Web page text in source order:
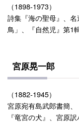
（1898-1973）
詩集『海の聖母』、
鳥」、『自然児』第1
宮原晃一郎
（1882-1945）
宮原宛有島武郎書簡
『竜宮の犬』、宮原